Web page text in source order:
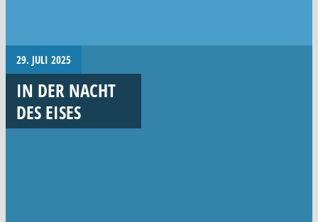
29. JULI 2025
IN DER NACHT
DES EISES